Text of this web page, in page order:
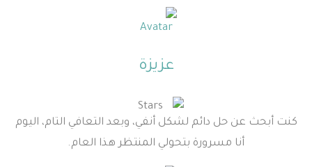
عزيزة
كنت أبحث عن حل دائم لشكل أنفي، وبعد التعافي التام، اليوم
أنا مسرورة بتحولي المنتظر هذا العام.